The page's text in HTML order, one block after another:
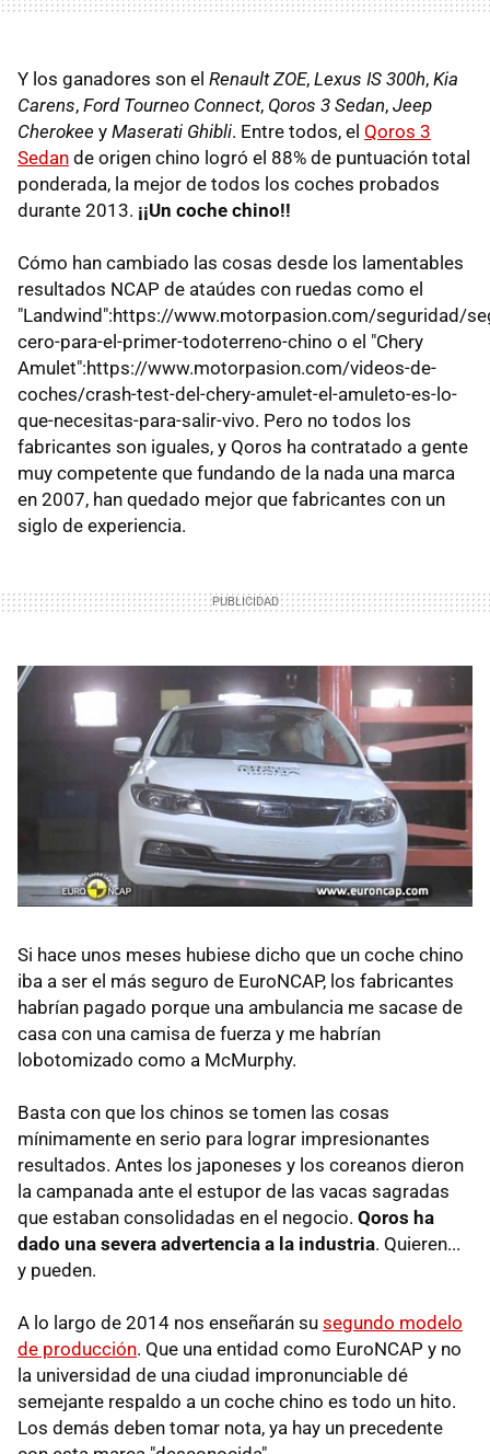
Y los ganadores son el Renault ZOE, Lexus IS 300h, Kia
Carens, Ford Tourneo Connect, Qoros 3 Sedan, Jeep
Cherokee y Maserati Ghibli. Entre todos, el Qoros 3
Sedan de origen chino logró el 88% de puntuación total
ponderada, la mejor de todos los coches probados
durante 2013. ¡¡Un coche chino!!
Cómo han cambiado las cosas desde los lamentables
resultados NCAP de ataúdes con ruedas como el
"Landwind":https://www.motorpasion.com/seguridad/
cero-para-el-primer-todoterreno-chino o el "Chery
Amulet":https://www.motorpasion.com/videos-de-
coches/crash-test-del-chery-amulet-el-amuleto-es-lo-
que-necesitas-para-salir-vivo. Pero no todos los
fabricantes son iguales, y Qoros ha contratado a gente
muy competente que fundando de la nada una marca
en 2007, han quedado mejor que fabricantes con un
siglo de experiencia.
Si hace unos meses hubiese dicho que un coche chino
iba a ser el más seguro de EuroNCAP, los fabricantes
habrían pagado porque una ambulancia me sacase de
casa con una camisa de fuerza y me habrían
lobotomizado como a McMurphy.
Basta con que los chinos se tomen las cosas
mínimamente en serio para lograr impresionantes
resultados. Antes los japoneses y los coreanos dieron
la campanada ante el estupor de las vacas sagradas
que estaban consolidadas en el negocio. Qoros ha
dado una severa advertencia a la industria. Quieren...
y pueden.
A lo largo de 2014 nos enseñarán su segundo modelo
de producción. Que una entidad como EuroNCAP y no
la universidad de una ciudad impronunciable dé
semejante respaldo a un coche chino es todo un hito.
Los demás deben tomar nota, ya hay un precedente